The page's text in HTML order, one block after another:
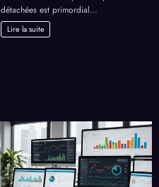
détachées est primordial…
Lire la suite